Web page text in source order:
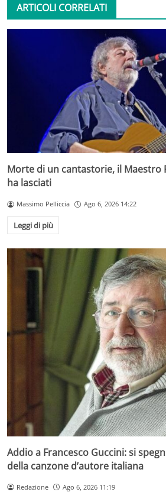
ARTICOLI CORRELATI
Morte di un cantastorie, il Maestro
ha lasciati
Massimo Pelliccia Ago 6, 2026 14:22
Leggi di più
Addio a Francesco Guccini: si
della canzone d’autore italiana
Redazione Ago 6, 2026 11:19